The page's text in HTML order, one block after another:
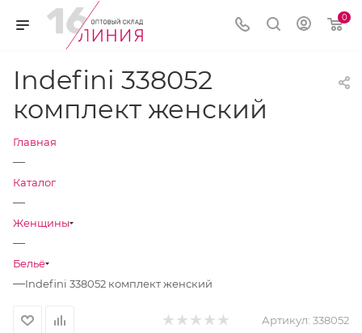
0
Indefini 338052
комплект женский
Главная
—
Каталог
—
Женщины
—
Бельё
—Indefini 338052 комплект женский
Артикул: 338052